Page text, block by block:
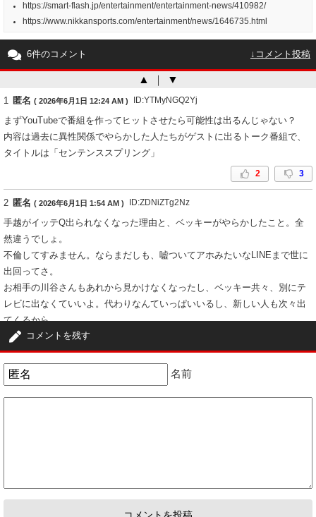
https://smart-flash.jp/entertainment/entertainment-news/410982/
https://www.nikkansports.com/entertainment/news/1646735.html
6件のコメント ↓コメント投稿
▲ ｜ ▼
1 匿名 ( 2026年6月1日 12:24 AM ) ID:YTMyNGQ2Yj
まずYouTubeで番組を作ってヒットさせたら可能性は出るんじゃない？
内容は過去に異性関係でやらかした人たちがゲストに出るトーク番組で、
タイトルは「センテンススプリング」
2 3
2 匿名 ( 2026年6月1日 1:54 AM ) ID:ZDNiZTg2Nz
手越がイッテQ出られなくなった理由と、ベッキーがやらかしたこと。全
然違うでしょ。
不倫してすみません。ならまだしも、嘘ついてアホみたいなLINEまで世に
出回ってさ。
お相手の川谷さんもあれから見かけなくなったし、ベッキー共々、別にテ
レビに出なくていいよ。代わりなんていっぱいいるし、新しい人も次々出
てくるから。
匿名 ID:ZGFiN2E2MW
コメントを残す
名前